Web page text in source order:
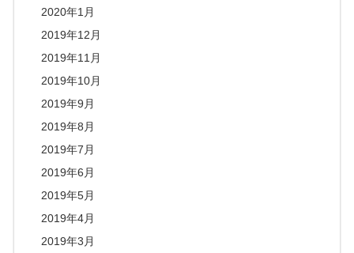
2020年1月
2019年12月
2019年11月
2019年10月
2019年9月
2019年8月
2019年7月
2019年6月
2019年5月
2019年4月
2019年3月